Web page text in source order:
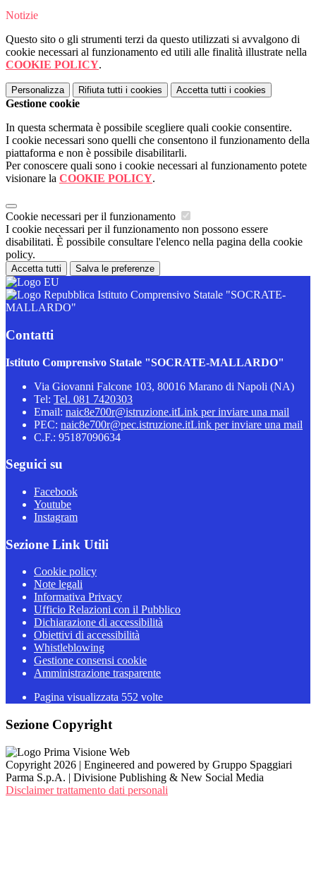
Notizie
Questo sito o gli strumenti terzi da questo utilizzati si avvalgono di
cookie necessari al funzionamento ed utili alle finalità illustrate nella
COOKIE POLICY.
Personalizza Rifiuta tutti i cookies Accetta tutti i cookies
Gestione cookie
In questa schermata è possibile scegliere quali cookie consentire.
I cookie necessari sono quelli che consentono il funzionamento della
piattaforma e non è possibile disabilitarli.
Per conoscere quali sono i cookie necessari al funzionamento potete
visionare la COOKIE POLICY.
Cookie necessari per il funzionamento
I cookie necessari per il funzionamento non possono essere
disabilitati. È possibile consultare l'elenco nella pagina della cookie
policy.
Accetta tutti Salva le preferenze
Istituto Comprensivo Statale "SOCRATE-
MALLARDO"
Contatti
Istituto Comprensivo Statale "SOCRATE-MALLARDO"
Via Giovanni Falcone 103, 80016 Marano di Napoli (NA)
Tel: Tel. 081 7420303
Email: naic8e700r@istruzione.itLink per inviare una mail
PEC: naic8e700r@pec.istruzione.itLink per inviare una mail
C.F.: 95187090634
Seguici su
Facebook
Youtube
Instagram
Sezione Link Utili
Cookie policy
Note legali
Informativa Privacy
Ufficio Relazioni con il Pubblico
Dichiarazione di accessibilità
Obiettivi di accessibilità
Whistleblowing
Gestione consensi cookie
Amministrazione trasparente
Pagina visualizzata 552 volte
Sezione Copyright
Copyright 2026 | Engineered and powered by Gruppo Spaggiari
Parma S.p.A. | Divisione Publishing & New Social Media
Disclaimer trattamento dati personali